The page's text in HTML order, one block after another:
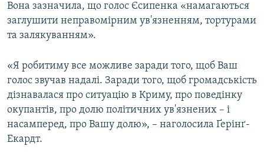
Вона зазначила, що голос Єсипенка «намагаються
заглушити неправомірним ув'язненням, тортурами
та залякуванням».
«Я робитиму все можливе заради того, щоб Ваш
голос звучав надалі. Заради того, щоб громадськість
дізнавалася про ситуацію в Криму, про поведінку
окупантів, про долю політичних ув'язнених – і
насамперед, про Вашу долю», – наголосила Ґерінґ-
Екардт.